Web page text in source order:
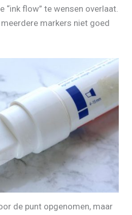
“ink flow” te wensen overlaat.
markers niet goed
de punt opgenomen, maar